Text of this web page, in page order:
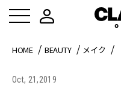
HOME BEAUTY メイク
Oct, 21,2019